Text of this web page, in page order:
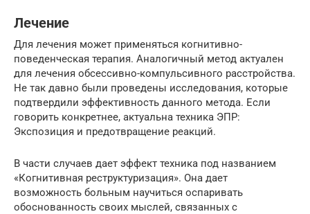
Лечение
Для лечения может применяться когнитивно-
поведенческая терапия. Аналогичный метод актуален
для лечения обсессивно-компульсивного расстройства.
Не так давно были проведены исследования, которые
подтвердили эффективность данного метода. Если
говорить конкретнее, актуальна техника ЭПР:
Экспозиция и предотвращение реакций.
В части случаев дает эффект техника под названием
«Когнитивная реструктуризация». Она дает
возможность больным научиться оспаривать
обоснованность своих мыслей, связанных с